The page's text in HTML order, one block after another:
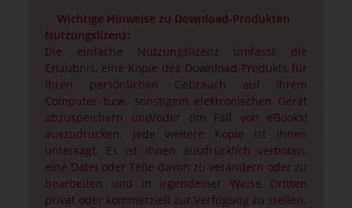
Wichtige Hinweise zu Download-Produkten
Nutzungslizenz:
Die einfache Nutzungslizenz umfasst die
Erlaubnis, eine Kopie des Download-Produkts für
Ihren persönlichen Gebrauch auf Ihrem
Computer bzw. sonstigem elektronischen Gerät
abzuspeichern und/oder (im Fall von eBooks)
auszudrucken. Jede weitere Kopie ist Ihnen
untersagt. Es ist Ihnen ausdrücklich verboten,
eine Datei oder Teile davon zu verändern oder zu
bearbeiten und in irgendeiner Weise Dritten
privat oder kommerziell zur Verfügung zu stellen.